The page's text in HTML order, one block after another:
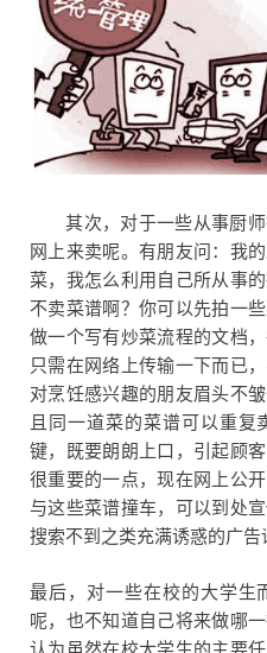
其次，对于一些从事厨师
网上来卖呢。有朋友问：我
菜，我怎么利用自己所从事
不卖菜谱啊？你可以先拍一
做一个写有炒菜流程的文档
只需在网络上传输一下而已
对烹饪感兴趣的朋友眉头不
且同一道菜的菜谱可以重复
键，既要朗朗上口，引起顾
很重要的一点，现在网上公
与这些菜谱撞车，可以到处
搜索不到之类充满诱惑的广告
最后，对一些在校的大学生
呢，也不知道自己将来做哪